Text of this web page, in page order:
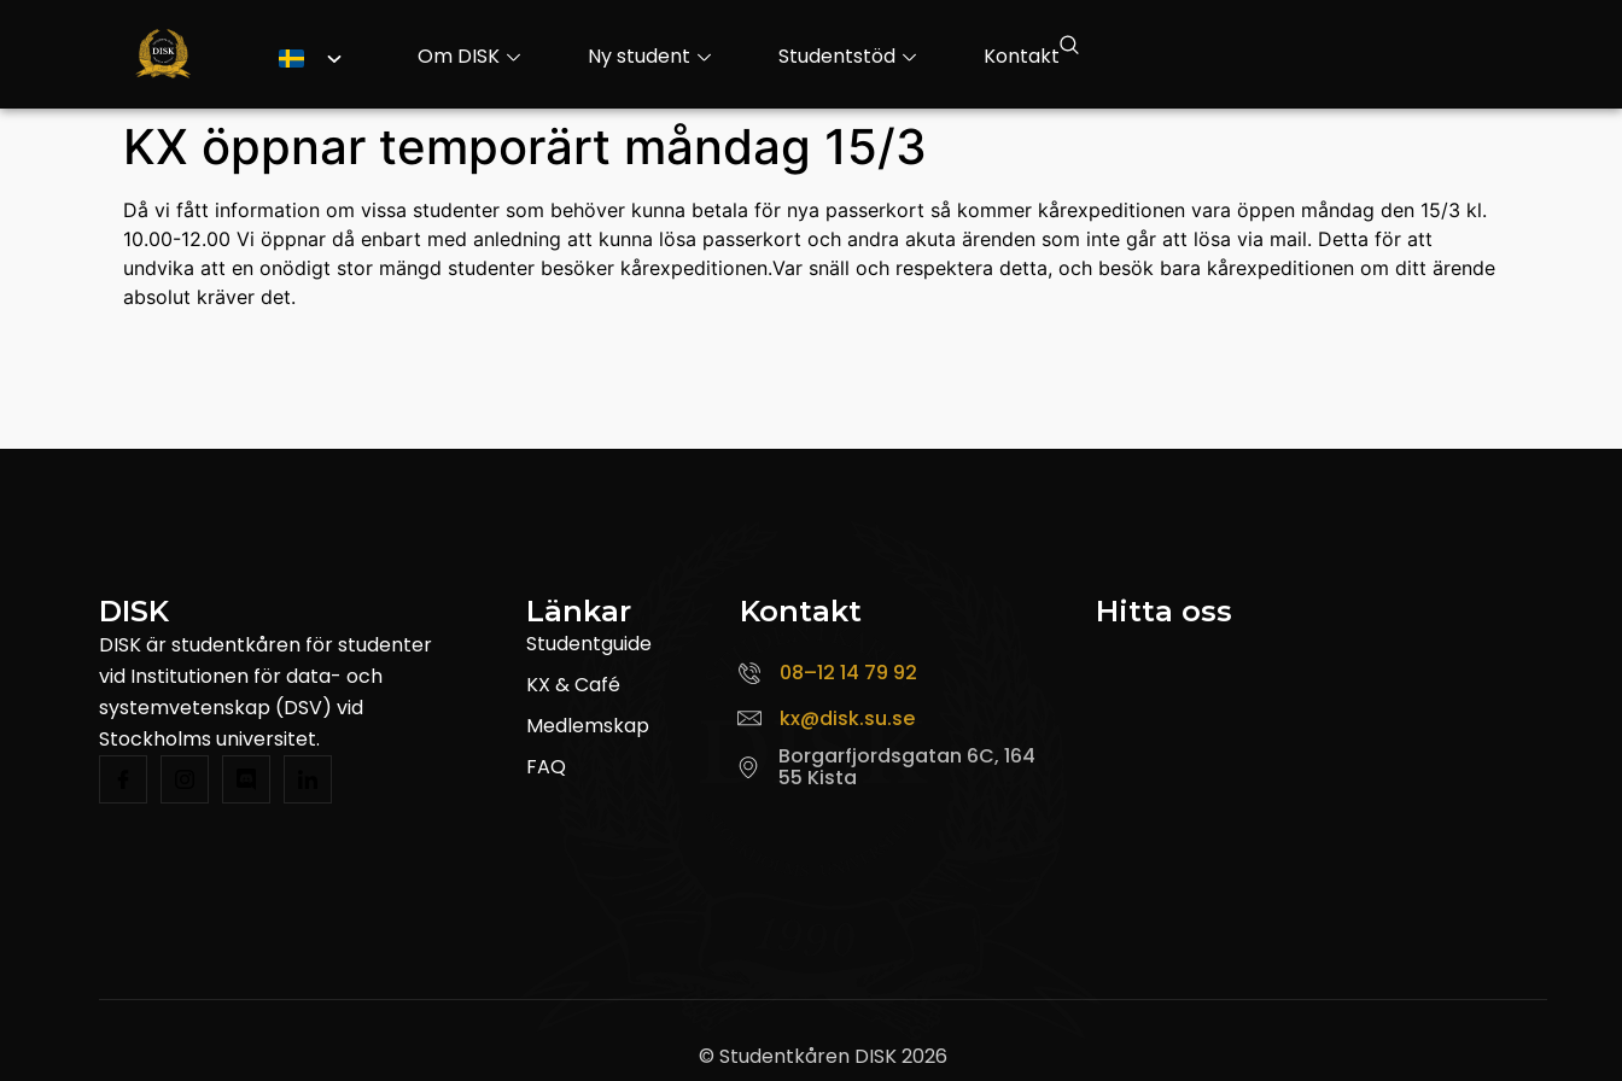
Om DISK Ny student Studentstöd Kontakt
KX öppnar temporärt måndag 15/3
Då vi fått information om vissa studenter som behöver kunna betala för nya passerkort så kommer kårexpeditionen vara öppen måndag den 15/3 kl.
10.00-12.00 Vi öppnar då enbart med anledning att kunna lösa passerkort och andra akuta ärenden som inte går att lösa via mail. Detta för att
undvika att en onödigt stor mängd studenter besöker kårexpeditionen.Var snäll och respektera detta, och besök bara kårexpeditionen om ditt ärende
absolut kräver det.
DISK
DISK är studentkåren för studenter
vid Institutionen för data- och
systemvetenskap (DSV) vid
Stockholms universitet.
Länkar
Studentguide
KX & Café
Medlemskap
FAQ
Kontakt
08–12 14 79 92
kx@disk.su.se
Borgarfjordsgatan 6C, 164
55 Kista
Hitta oss
© Studentkåren DISK 2026